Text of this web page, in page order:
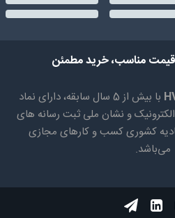
مناسب، خرید مطمئن
با بیش از 5 سال سابقه، دارای نماد
الکترونیک و نشان ملی ثبت رسانه های
کشوری کسب و کارهای مجازی
می‌باشد.